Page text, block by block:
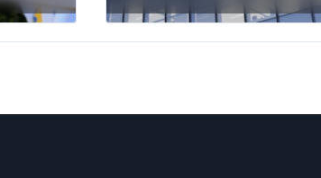
зависимость у
подростков